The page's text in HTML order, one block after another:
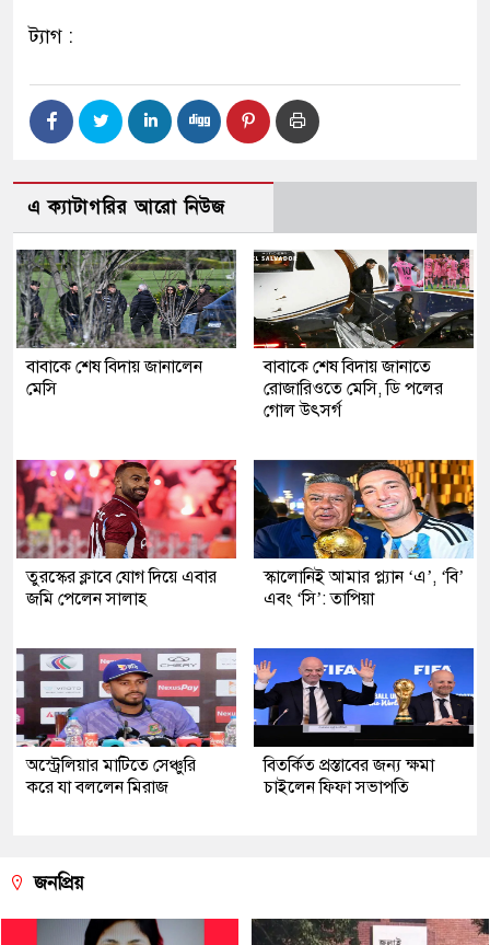
ট্যাগ :
এ ক্যাটাগরির আরো নিউজ
বাবাকে শেষ বিদায় জানালেন
মেসি
বাবাকে শেষ বিদায় জানাতে
রোজারিওতে মেসি, ডি পলের
গোল উৎসর্গ
তুরস্কের ক্লাবে যোগ দিয়ে এবার
জমি পেলেন সালাহ
স্কালোনিই আমার প্ল্যান ‘এ’, ‘বি’
এবং ‘সি’: তাপিয়া
অস্ট্রেলিয়ার মাটিতে সেঞ্চুরি
করে যা বললেন মিরাজ
বিতর্কিত প্রস্তাবের জন্য ক্ষমা
চাইলেন ফিফা সভাপতি
জনপ্রিয়